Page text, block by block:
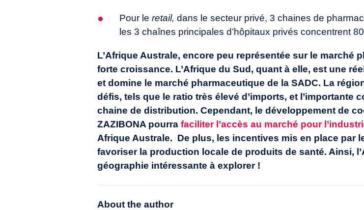
Pour leretail,dans le secteur privé, 3 chaines de
les 3 chaînes principales d’hôpitaux privés concentrent
L’Afrique Australe, encore peu représentée sur le marché
forte croissance. L’Afrique du Sud, quant à elle, est une
et domine le marché pharmaceutique de la SADC. La
défis, tels que le ratio très élevé d’imports, et l’importante
chaine de distribution. Cependant, le développement de
ZAZIBONA pourrafaciliter l’accès au marché pour
Afrique Australe. De plus, les incentives mis en place par
favoriser la production locale de produits de santé. Ainsi,
géographie intéressante à explorer !
About the author